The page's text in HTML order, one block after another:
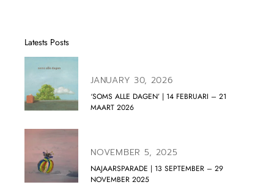
Latests Posts
JANUARY 30, 2026
‘SOMS ALLE DAGEN’ | 14 FEBRUARI – 21
MAART 2026
NOVEMBER 5, 2025
NAJAARSPARADE | 13 SEPTEMBER – 29
NOVEMBER 2025